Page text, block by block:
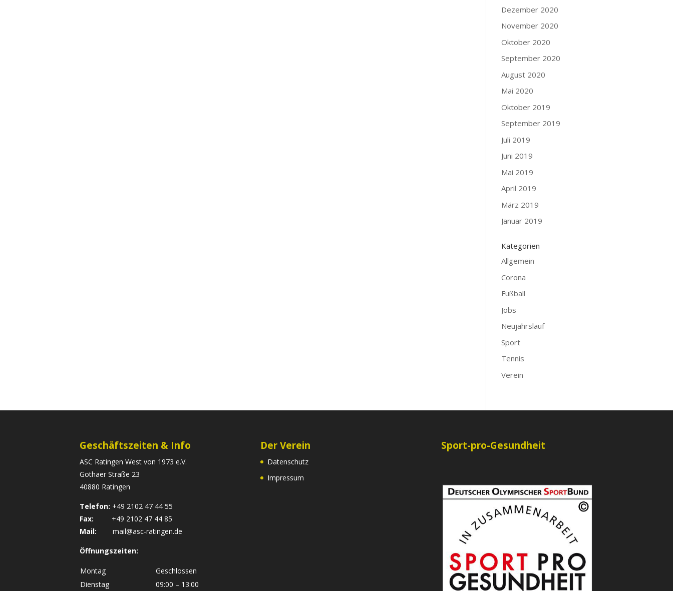
Dezember 2020
November 2020
Oktober 2020
September 2020
August 2020
Mai 2020
Oktober 2019
September 2019
Juli 2019
Juni 2019
Mai 2019
April 2019
März 2019
Januar 2019
Kategorien
Allgemein
Corona
Fußball
Jobs
Neujahrslauf
Sport
Tennis
Verein
Geschäftszeiten & Info
ASC Ratingen West von 1973 e.V.
Gothaer Straße 23
40880 Ratingen
Telefon: +49 2102 47 44 55
Fax: +49 2102 47 44 85
Mail:
mail@asc-ratingen.de
Öffnungszeiten:
Montag
Geschlossen
Dienstag
09:00 – 13:00
Der Verein
Datenschutz
Impressum
Sport-pro-Gesundheit